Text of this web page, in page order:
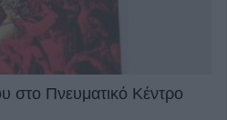
στο Πνευματικό Κέντρο